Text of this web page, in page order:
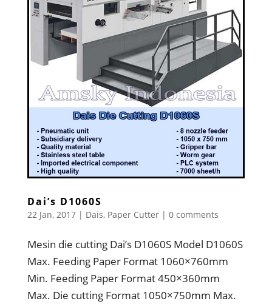
Dai’s D1060S
22 Jan, 2017| Dais, Paper Cutter| 0 comments
Mesin die cutting Dai’s D1060S Model D1060S
Max. Feeding Paper Format 1060×760mm
Min. Feeding Paper Format 450×360mm
Max. Die cutting Format 1050×750mm Max.